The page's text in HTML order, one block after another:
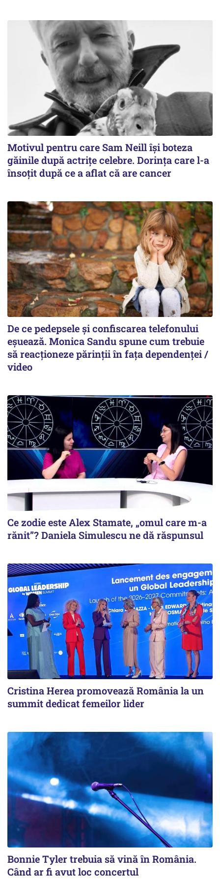
Motivul pentru care Sam Neill își boteza
găinile după actrițe celebre. Dorința care l-a
însoțit după ce a aflat că are cancer
De ce pedepsele și confiscarea telefonului
eșuează. Monica Sandu spune cum trebuie
să reacționeze părinții în fața dependenței /
video
Ce zodie este Alex Stamate, „omul care m-a
rănit”? Daniela Simulescu ne dă răspunsul
Cristina Herea promovează România la un
summit dedicat femeilor lider
Bonnie Tyler trebuia să vină în România.
Când ar fi avut loc concertul